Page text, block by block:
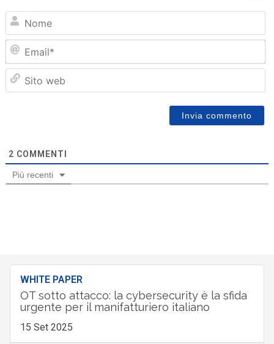
2 COMMENTI
Più recenti
WHITE PAPER
OT sotto attacco: la cybersecurity è la sfida
urgente per il manifatturiero italiano
15 Set 2025